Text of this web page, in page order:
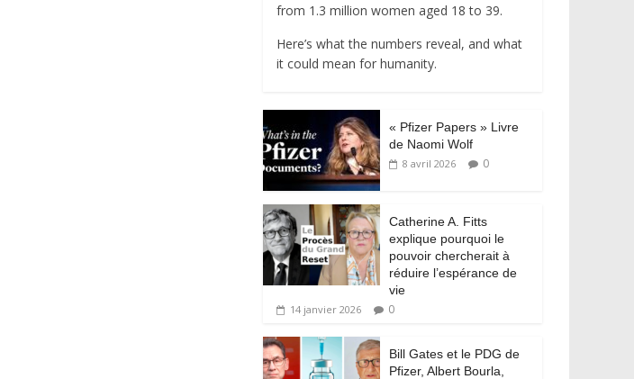
from 1.3 million women aged 18 to 39.
Here’s what the numbers reveal, and what
it could mean for humanity.
« Pfizer Papers » Livre
de Naomi Wolf
8 avril 2026 0
Catherine A. Fitts
explique pourquoi le
pouvoir chercherait à
réduire l’espérance de
vie
14 janvier 2026 0
Bill Gates et le PDG de
Pfizer, Albert Bourla,